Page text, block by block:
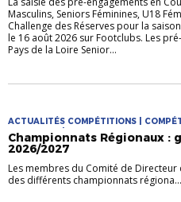
Masculins, Seniors Féminines, U18
Challenge des Réserves pour la
le 16 août 2026 sur Footclubs. Les
Pays de la Loire Senior...
ACTUALITÉS COMPÉTITIONS |
PRATIQUES | PRATIQUES JEUNES
Championnats Régionaux :
2026/2027
Les membres du Comité de
des différents championnats régiona...